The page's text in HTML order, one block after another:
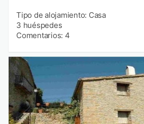
Tipo de alojamiento: Casa
3 huéspedes
Comentarios: 4